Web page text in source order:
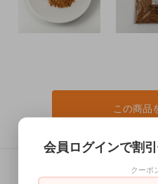
この商品
会員ログインで割
クーポ